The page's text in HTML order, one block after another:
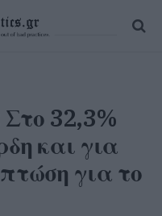
32,3%
και για
για το